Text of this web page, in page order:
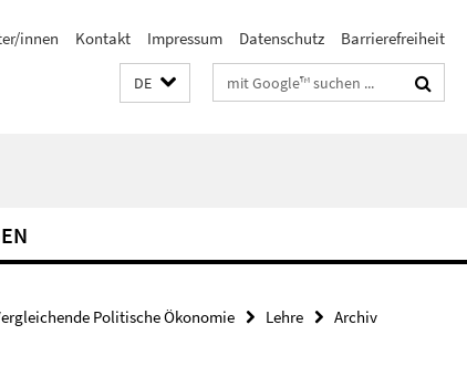
innen Kontakt Impressum Datenschutz Barrierefreiheit
DE Suchbegriffe
Politische Ökonomie Lehre
Archiv